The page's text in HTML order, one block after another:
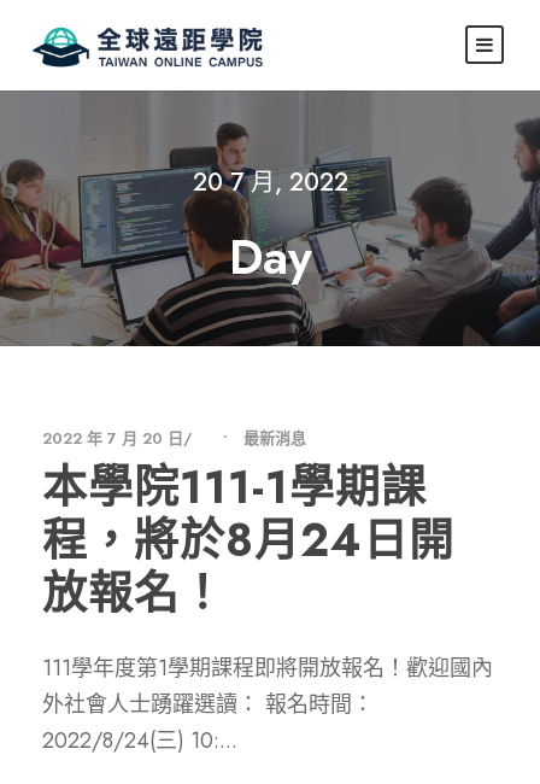
20 7 月, 2022
Day
2022 年 7 月 20 日 • 最新消息
本學院111-1學期課
程，將於8月24日開
放報名！
111學年度第1學期課程即將開放報名！歡迎國內
外社會人士踴躍選讀： 報名時間：
2022/8/24(三) 10:...